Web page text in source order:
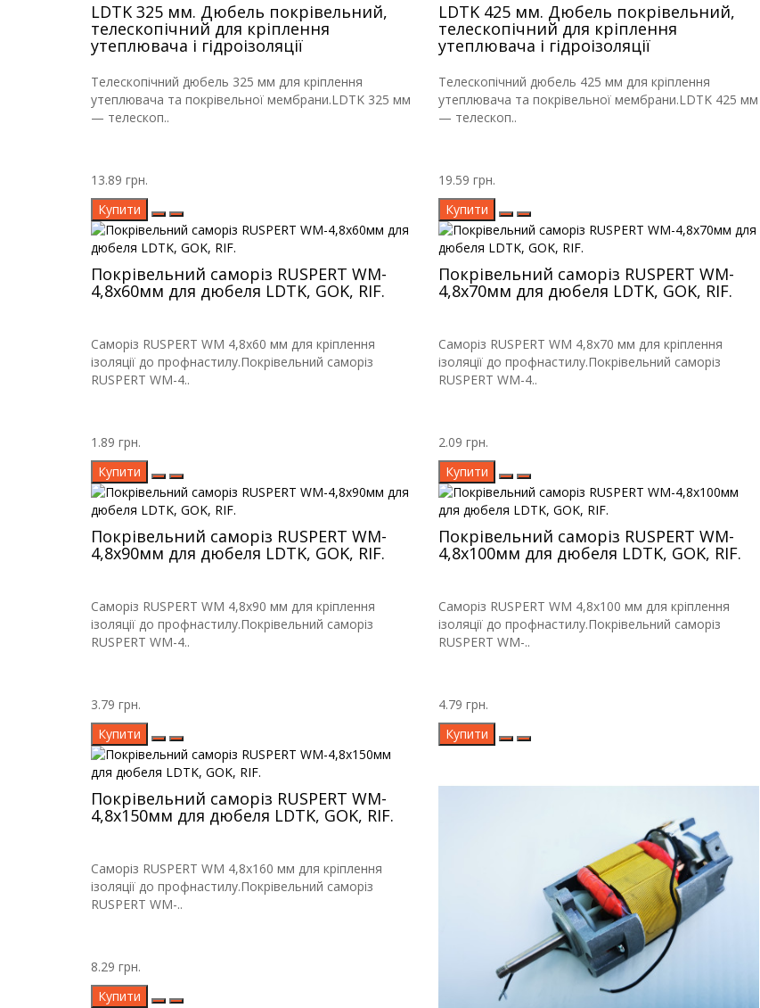
LDTK 325 мм. Дюбель покрівельний,
телескопічний для кріплення
утеплювача і гідроізоляції
Телескопічний дюбель 325 мм для кріплення
утеплювача та покрівельної мембрани.LDTK 325 мм
— телескоп..
13.89 грн.
Купити
LDTK 425 мм. Дюбель покрівельний,
телескопічний для кріплення
утеплювача і гідроізоляції
Телескопічний дюбель 425 мм для кріплення
утеплювача та покрівельної мембрани.LDTK 425 мм
— телескоп..
19.59 грн.
Купити
Покрівельний саморіз RUSPERT WM-
4,8х60мм для дюбеля LDTK, GOK, RIF.
Саморіз RUSPERT WM 4,8х60 мм для кріплення
ізоляції до профнастилу.Покрівельний саморіз
RUSPERT WM-4..
1.89 грн.
Купити
Покрівельний саморіз RUSPERT WM-
4,8х70мм для дюбеля LDTK, GOK, RIF.
Саморіз RUSPERT WM 4,8х70 мм для кріплення
ізоляції до профнастилу.Покрівельний саморіз
RUSPERT WM-4..
2.09 грн.
Купити
Покрівельний саморіз RUSPERT WM-
4,8х90мм для дюбеля LDTK, GOK, RIF.
Саморіз RUSPERT WM 4,8х90 мм для кріплення
ізоляції до профнастилу.Покрівельний саморіз
RUSPERT WM-4..
3.79 грн.
Купити
Покрівельний саморіз RUSPERT WM-
4,8х100мм для дюбеля LDTK, GOK, RIF.
Саморіз RUSPERT WM 4,8х100 мм для кріплення
ізоляції до профнастилу.Покрівельний саморіз
RUSPERT WM-..
4.79 грн.
Купити
Покрівельний саморіз RUSPERT WM-
4,8х150мм для дюбеля LDTK, GOK, RIF.
Саморіз RUSPERT WM 4,8х160 мм для кріплення
ізоляції до профнастилу.Покрівельний саморіз
RUSPERT WM-..
8.29 грн.
Купити